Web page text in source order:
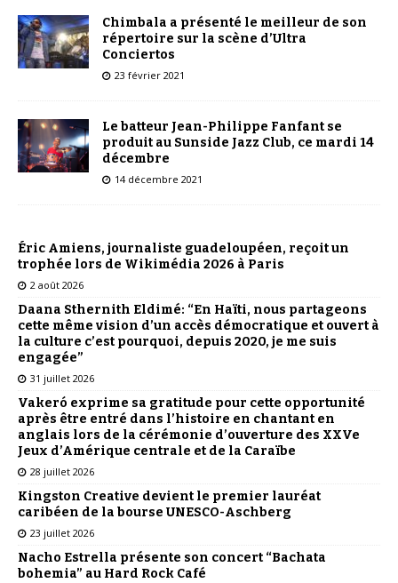
Chimbala a présenté le meilleur de son
répertoire sur la scène d’Ultra
Conciertos
23 février 2021
Le batteur Jean-Philippe Fanfant se
produit au Sunside Jazz Club, ce mardi 14
décembre
14 décembre 2021
Éric Amiens, journaliste guadeloupéen, reçoit un
trophée lors de Wikimédia 2026 à Paris
2 août 2026
Daana Sthernith Eldimé: “En Haïti, nous partageons
cette même vision d’un accès démocratique et ouvert à
la culture c’est pourquoi, depuis 2020, je me suis
engagée”
31 juillet 2026
Vakeró exprime sa gratitude pour cette opportunité
après être entré dans l’histoire en chantant en
anglais lors de la cérémonie d’ouverture des XXVe
Jeux d’Amérique centrale et de la Caraïbe
28 juillet 2026
Kingston Creative devient le premier lauréat
caribéen de la bourse UNESCO-Aschberg
23 juillet 2026
Nacho Estrella présente son concert “Bachata
bohemia” au Hard Rock Café